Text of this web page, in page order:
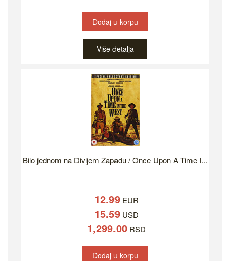
Dodaj u korpu
Više detalja
Bilo jednom na Divljem Zapadu / Once Upon A Time I...
12.99EUR
15.59USD
1,299.00RSD
Dodaj u korpu